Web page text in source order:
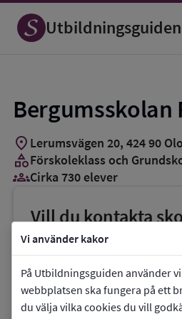
Vi använder kakor
På Utbildningsguiden använder
webbplatsen ska fungera på ett
du välja vilka cookies du vill
Utbildningsguiden
Bergumsskolan
Spara
som
favorit
location_on Lerumsvägen 20, 42490
categoryFörskoleklass och
groups_3Cirka 730 elever
Vill du kontakta
phoneTelefon:070-7853775
E-post:
monzer.el-
link Webbplats: